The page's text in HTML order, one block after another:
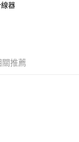
器
關推薦